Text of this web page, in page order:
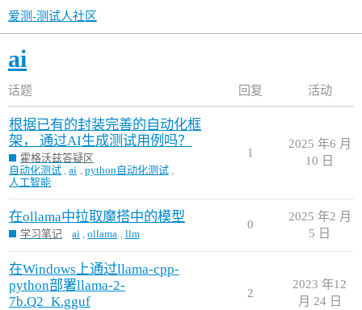
爱测-测试人社区
ai
话题 回复 活动
根据已有的封装完善的自动化框
架， 通过AI生成测试用例吗？
霍格沃兹答疑区
自动化测试 ,ai , python自动化测试 ,
人工智能
1
2025 年6 月
10 日
在ollama中拉取魔搭中的模型
学习笔记 ai ,ollama , llm
0
2025 年2 月
5 日
在Windows上通过llama-cpp-
python部署llama-2-
7b.Q2_K.gguf
2
2023 年12
月 24 日